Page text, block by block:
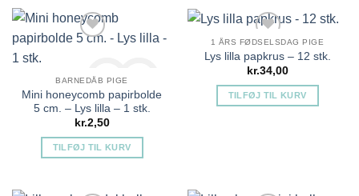
Tilføj til ønskeliste
BARNEDÅB PIGE
Mini honeycomb papirbolde
5 cm. – Lys lilla – 1 stk.
kr.2,50
TILFØJ TIL KURV
1 ÅRS FØDSELSDAG PIGE
Lys lilla papkrus – 12 stk.
kr.34,00
TILFØJ TIL KURV